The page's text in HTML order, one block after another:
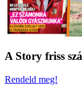
A Story friss
Rendeld meg!